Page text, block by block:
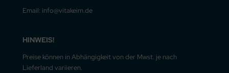
Email: info@vitakeim.de
HINWEIS!
Preise können in Abhängigkeit von der Mwst. je nach
Lieferland variieren.